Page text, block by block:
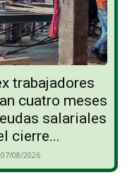
trabajadores
cuatro meses
salariales
cierre...
07/08/2026